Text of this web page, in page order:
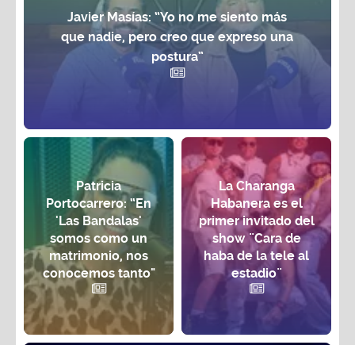
Javier Masías: “Yo no me siento más
que nadie, pero creo que expreso una
postura”
Patricia
Portocarrero: “En
'Las Bandalas'
somos como un
matrimonio, nos
conocemos tanto"
La Charanga
Habanera es el
primer invitado del
show ¨Cara de
haba de la tele al
estadio¨